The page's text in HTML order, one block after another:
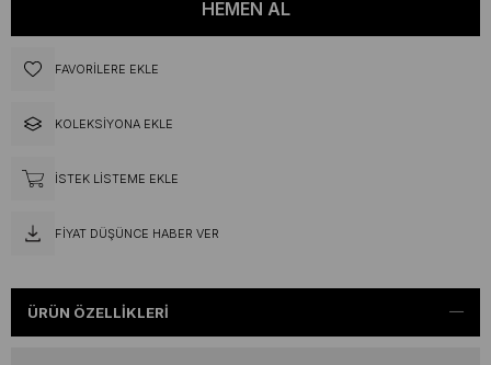
FAVORILERE EKLE
KOLEKSIYONA EKLE
İSTEK LISTEME EKLE
FIYAT DÜŞÜNCE HABER VER
ÜRÜN ÖZELLIKLERI